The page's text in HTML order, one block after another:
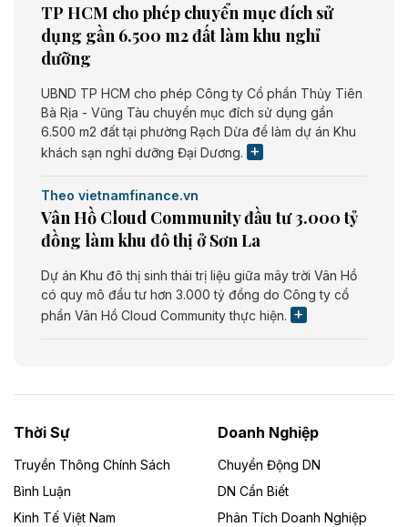
TP HCM cho phép chuyển mục đích sử
dụng gần 6.500 m2 đất làm khu nghỉ
dưỡng
UBND TP HCM cho phép Công ty Cổ phần Thủy Tiên
Bà Rịa - Vũng Tàu chuyển mục đích sử dụng gần
6.500 m2 đất tại phường Rạch Dừa để làm dự án Khu
khách sạn nghỉ dưỡng Đại Dương.
Theo vietnamfinance.vn
Vân Hồ Cloud Community đầu tư 3.000 tỷ
đồng làm khu đô thị ở Sơn La
Dự án Khu đô thị sinh thái trị liệu giữa mây trời Vân Hồ
có quy mô đầu tư hơn 3.000 tỷ đồng do Công ty cổ
phần Vân Hồ Cloud Community thực hiện.
Dự án Nhà máy xử lý rác và phát điện Bắc Giang do
Công ty TNHH Năng lượng môi trường Bắc Giang làm
Theo vietnamfinance.vn
Thời Sự
Truyền Thông Chính Sách
Bình Luận
Kinh Tế Việt Nam
Doanh Nghiệp
Chuyển Động DN
DN Cần Biết
Phân Tích Doanh Nghiệp